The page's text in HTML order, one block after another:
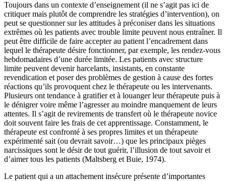
Toujours dans un contexte d’enseignement (il ne s’agit pas ici de
critiquer mais plutôt de comprendre les stratégies d’intervention), on
peut se questionner sur les attitudes à préconiser dans les situations
extrêmes où les patients avec trouble limite peuvent nous entraîner. Il
peut être difficile de faire accepter au patient l’encadrement dans
lequel le thérapeute désire fonctionner, par exemple, les rendez-vous
hebdomadaires d’une durée limitée. Les patients avec structure
limite peuvent devenir harcelants, insistants, en constante
revendication et poser des problèmes de gestion à cause des fortes
réactions qu’ils provoquent chez le thérapeute ou les intervenants.
Plusieurs ont tendance à gratifier et à louanger leur thérapeute puis à
le dénigrer voire même l’agresser au moindre manquement de leurs
attentes. Il s’agit de revirements de transfert où le thérapeute novice
doit souvent faire les frais de cet apprentissage. Constamment, le
thérapeute est confronté à ses propres limites et un thérapeute
expérimenté sait (ou devrait savoir…) que les principaux pièges
narcissiques sont le désir de tout guérir, l’illusion de tout savoir et
d’aimer tous les patients (Maltsberg et Buie, 1974).
Le patient qui a un attachement insécure présente d’importantes